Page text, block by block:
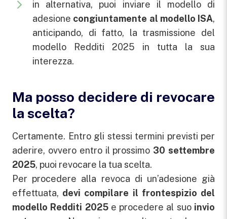
in alternativa, puoi inviare il modello di
adesione congiuntamente al modello ISA,
anticipando, di fatto, la trasmissione del
modello Redditi 2025 in tutta la sua
interezza.
Ma posso decidere di revocare
la scelta?
Certamente. Entro gli stessi termini previsti per
aderire, ovvero entro il prossimo 30 settembre
2025, puoi revocare la tua scelta.
Per procedere alla revoca di un’adesione già
effettuata, devi compilare il frontespizio del
modello Redditi 2025e procedere al suo invio